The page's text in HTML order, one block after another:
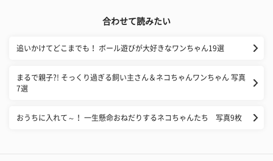
合わせて読みたい
追いかけてどこまでも！ ボール遊びが大好きなワンちゃん19選
まるで親子?! そっくり過ぎる飼い主さん＆ネコちゃんワンちゃん 写真
7選
おうちに入れて～！ 一生懸命おねだりするネコちゃんたち 写真9枚